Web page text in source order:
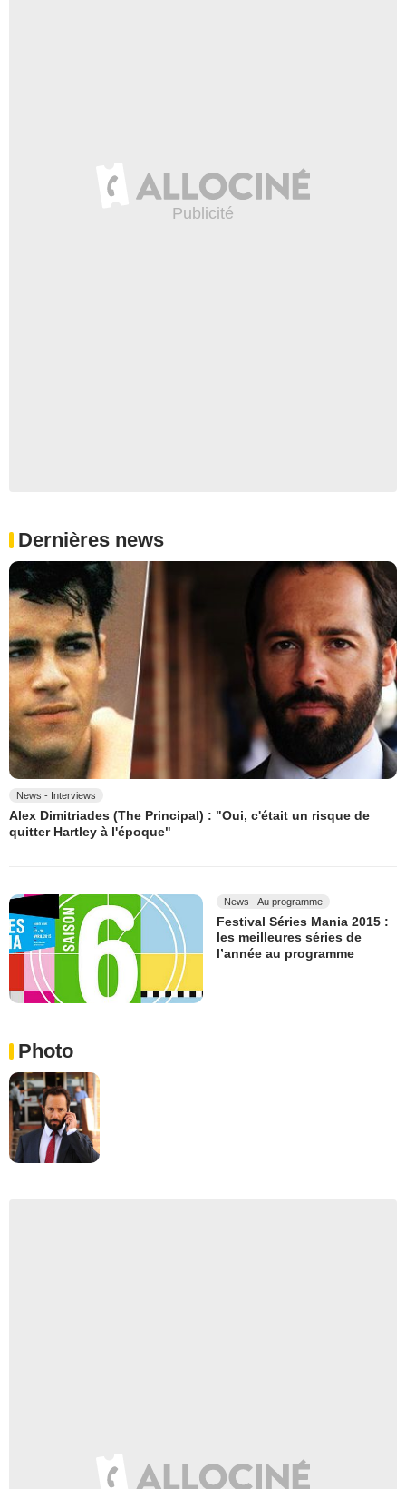
Dernières news
News - Interviews
Alex Dimitriades (The Principal) : "Oui, c'était un risque de
quitter Hartley à l'époque"
News - Au programme
Festival Séries Mania 2015 :
les meilleures séries de
l’année au programme
Photo